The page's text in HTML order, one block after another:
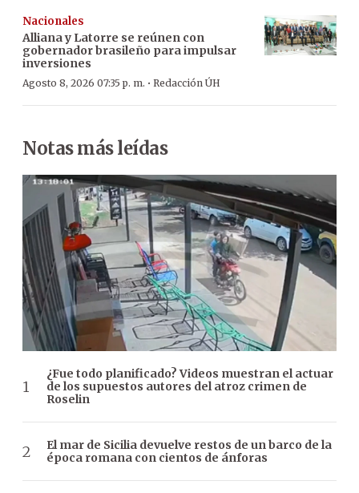
Nacionales
Alliana y Latorre se reúnen con
gobernador brasileño para impulsar
inversiones
Agosto 8, 2026 07:35 p. m. · Redacción ÚH
Notas más leídas
¿Fue todo planificado? Videos muestran el actuar
de los supuestos autores del atroz crimen de
Roselin
El mar de Sicilia devuelve restos de un barco de la
época romana con cientos de ánforas